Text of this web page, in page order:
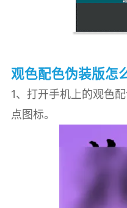
观色配色伪装版怎
1、打开手机上的观色
点图标。